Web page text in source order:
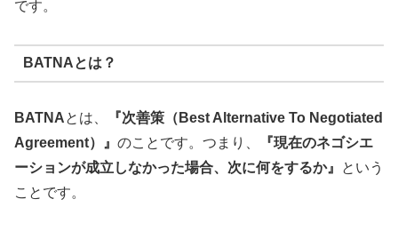
です。
BATNAとは？
BATNAとは、
『次善策（Best Alternative To Negotiated
Agreement）』 のことです。つまり、
『現在のネゴシエ
ーションが成立しなかった場合、次に何をするか』
という
ことです。